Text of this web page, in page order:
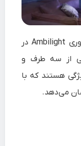
برخی از تلویزیون‌های فیلیپس از فناوری Ambilight در
از سه طرف و
هستند که با
می‌دهد.